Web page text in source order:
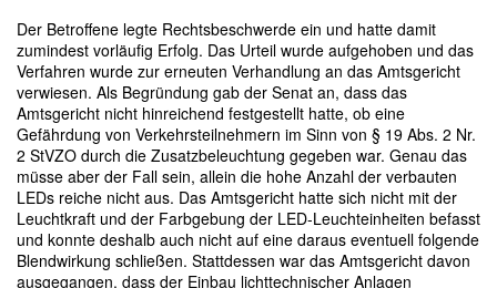
Der Betroffene legte Rechtsbeschwerde ein und hatte damit
zumindest vorläufig Erfolg. Das Urteil wurde aufgehoben und das
Verfahren wurde zur erneuten Verhandlung an das Amtsgericht
verwiesen. Als Begründung gab der Senat an, dass das
Amtsgericht nicht hinreichend festgestellt hatte, ob eine
Gefährdung von Verkehrsteilnehmern im Sinn von § 19 Abs. 2 Nr.
2 StVZO durch die Zusatzbeleuchtung gegeben war. Genau das
müsse aber der Fall sein, allein die hohe Anzahl der verbauten
LEDs reiche nicht aus. Das Amtsgericht hatte sich nicht mit der
Leuchtkraft und der Farbgebung der LED-Leuchteinheiten befasst
und konnte deshalb auch nicht auf eine daraus eventuell folgende
Blendwirkung schließen. Stattdessen war das Amtsgericht davon
ausgegangen, dass der Einbau lichttechnischer Anlagen